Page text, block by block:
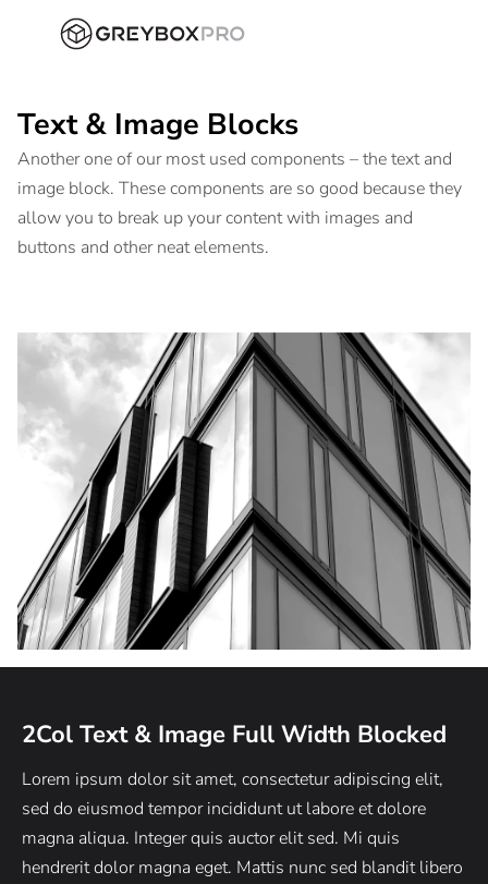
Text & Image Blocks
Another one of our most used components – the text and
image block. These components are so good because they
allow you to break up your content with images and
buttons and other neat elements.
2Col Text & Image Full Width Blocked
Lorem ipsum dolor sit amet, consectetur adipiscing elit,
sed do eiusmod tempor incididunt ut labore et dolore
magna aliqua. Integer quis auctor elit sed. Mi quis
hendrerit dolor magna eget. Mattis nunc sed blandit libero